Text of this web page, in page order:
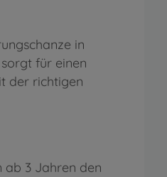
in
für einen
der richtigen
ab 3 Jahren den